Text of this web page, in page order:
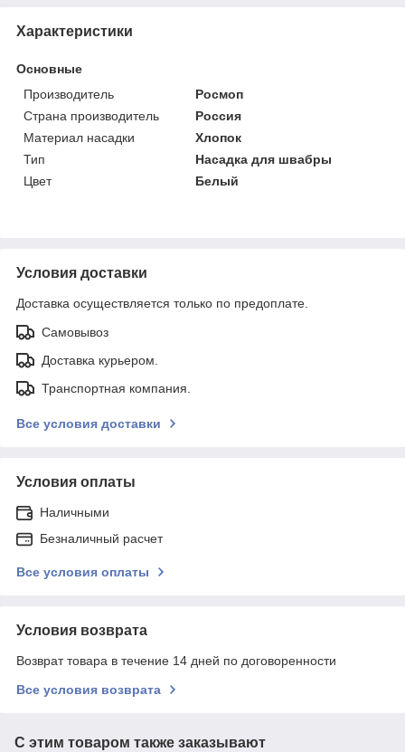
Характеристики
Основные
Производитель
Росмоп
Страна производитель
Россия
Материал насадки
Хлопок
Тип
Насадка для швабры
Цвет
Белый
Условия доставки
Доставка осуществляется только по предоплате.
Самовывоз
Доставка курьером.
Транспортная компания.
Все условия доставки
Условия оплаты
Наличными
Безналичный расчет
Все условия оплаты
Условия возврата
Возврат товара в течение 14 дней по договоренности
Все условия возврата
С этим товаром также заказывают